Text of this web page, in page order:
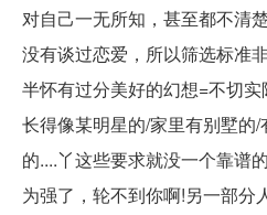
对自己一无所知，甚至都不清
没有谈过恋爱，所以筛选标准
半怀有过分美好的幻想=不切
长得像某明星的/家里有别墅的
的....丫这些要求就没一个靠谱
为强了，轮不到你啊!另一部分